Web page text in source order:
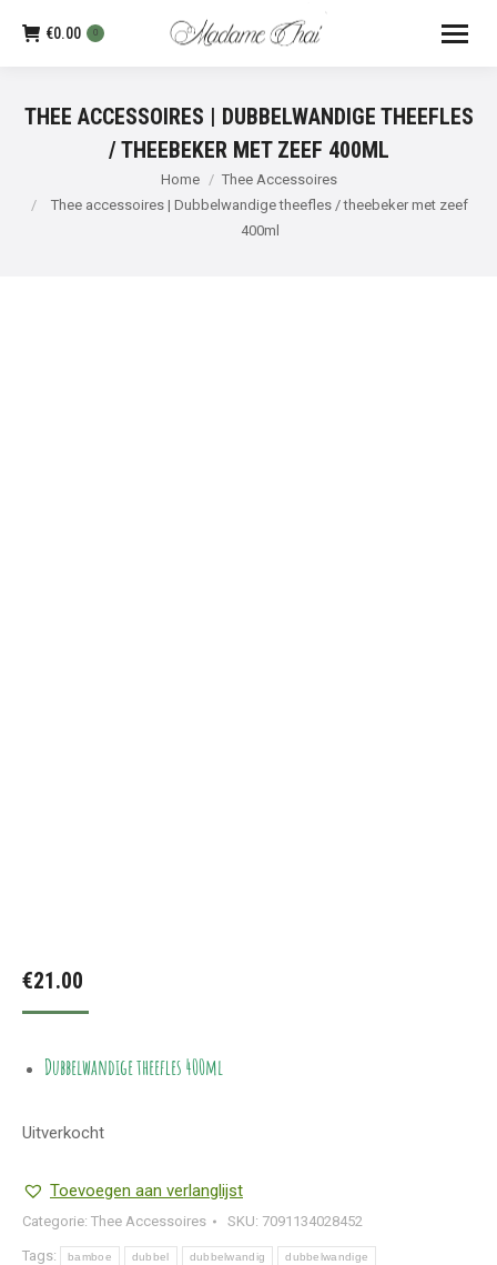
€0.00 0
THEE ACCESSOIRES | DUBBELWANDIGE THEEFLES
/ THEEBEKER MET ZEEF 400ML
Home
Thee Accessoires
Thee accessoires | Dubbelwandige theefles / theebeker met zeef
400ml
€21.00
Dubbelwandige theefles 400ml
Uitverkocht
Toevoegen aan verlanglijst
Categorie: Thee Accessoires SKU: 7091134028452
Tags: bamboe dubbel dubbelwandig dubbelwandige